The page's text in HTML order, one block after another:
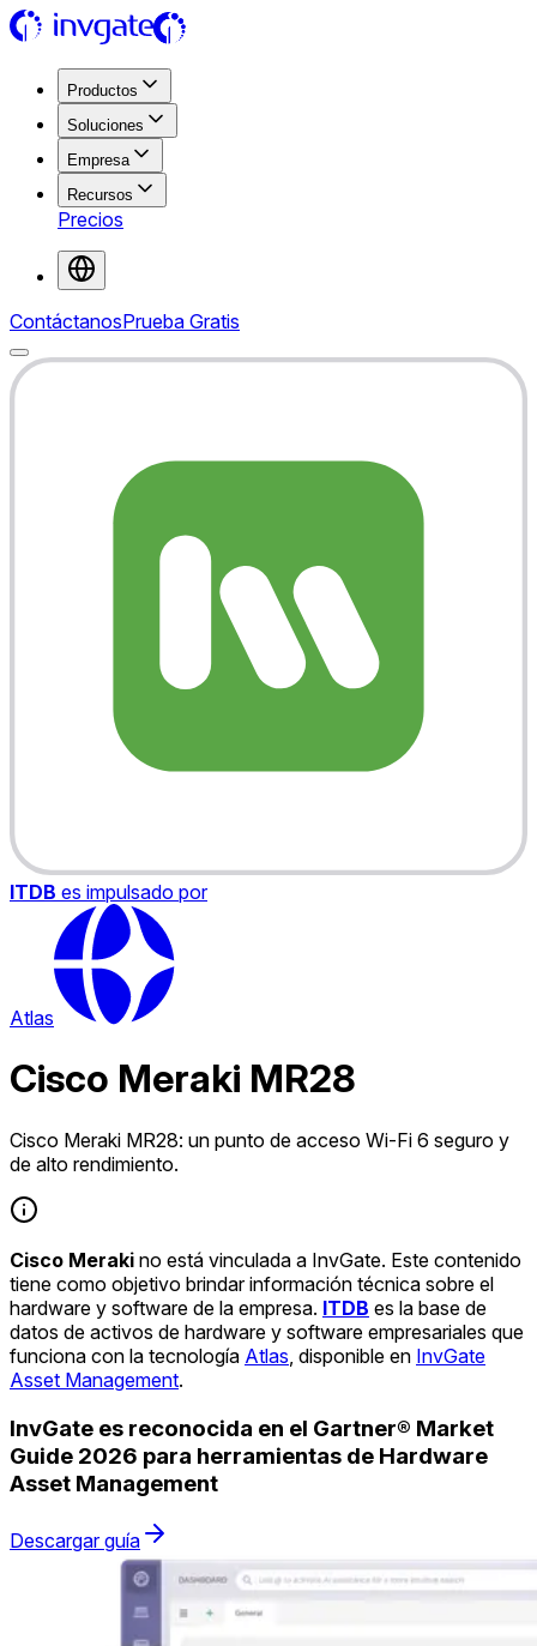
Productos
Soluciones
Empresa
Recursos
Precios
ContáctanosPrueba Gratis
ITDB es impulsado por
Atlas
Cisco Meraki MR28
Cisco Meraki MR28: un punto de acceso Wi-Fi 6 seguro y
de alto rendimiento.
Cisco Meraki no está vinculada a InvGate. Este contenido
tiene como objetivo brindar información técnica sobre el
hardware y software de la empresa. ITDB es la base de
datos de activos de hardware y software empresariales que
funciona con la tecnología Atlas , disponible en InvGate
Asset Management.
InvGate es reconocida en el Gartner® Market
Guide 2026 para herramientas de Hardware
Asset Management
Descargar guía